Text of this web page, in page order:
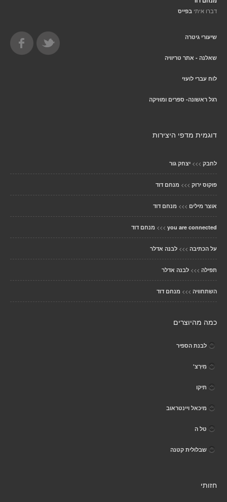
דברו איתי בפייס
שיעורי גיטרה
שאלנה - אתר טריוויה
לוח עברי לועזי
רגל ראשונה- ספרים ומוזיקה
דוגמית מדפי היצירות
לחבק >>> יצחק גור
פוקוס ירוק >>> מנחם דוד
אוצר מילים >>> מנחם דוד
you are connected
>>> מנחם דוד
על הכתיבה >>> לבנה אדלר
תפילה >>> לבנה אדלר
השתחוויה >>> מנחם דוד
כמה מהיוצרים
לבנת הספיר
מִירְצ'
תיקו
מיכאל ויינטראוב
טל ה
שבלולית קטנה
חזותי